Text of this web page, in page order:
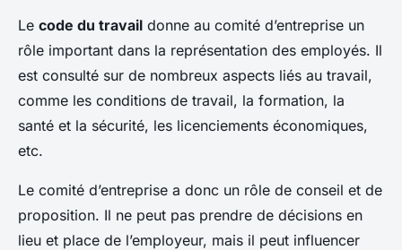
Le code du travail donne au comité d’entreprise un
rôle important dans la représentation des employés. Il
est consulté sur de nombreux aspects liés au travail,
comme les conditions de travail, la formation, la
santé et la sécurité, les licenciements économiques,
etc.
Le comité d’entreprise a donc un rôle de conseil et de
proposition. Il ne peut pas prendre de décisions en
lieu et place de l’employeur, mais il peut influencer